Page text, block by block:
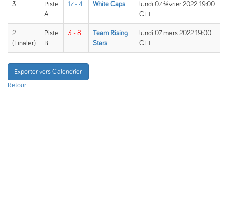
3
Piste
A
17 - 4 White Caps
lundi 07 février 2022 19:00
CET
2
(Finaler)
Piste
B
3 - 8
Team Rising
Stars
lundi 07 mars 2022 19:00
CET
Exporter vers Calendrier
Retour